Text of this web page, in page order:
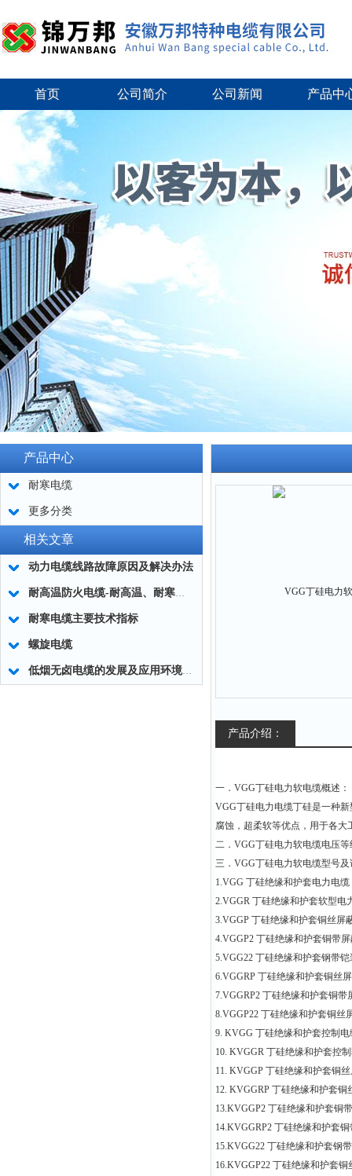
首页 公司简介 公司新闻 产品中
产品中心
耐寒电缆
更多分类
相关文章
动力电缆线路故障原因及解决办法
耐高温防火电缆-耐高温、耐寒电缆性能指标和技术规范
耐寒电缆主要技术指标
螺旋电缆
低烟无卤电缆的发展及应用环境介绍
产品介绍：
一． VGG丁硅电力软电缆概述：
VGG丁硅电力电缆丁硅是一种
腐蚀，超柔软等优点，用于各
二． VGG丁硅电力软电缆电压等
三． VGG丁硅电力软电缆型号及
1.VGG 丁硅绝缘和护套电力电缆
2.VGGR 丁硅绝缘和护套软型电
3.VGGP 丁硅绝缘和护套铜丝屏
4.VGGP2 丁硅绝缘和护套铜带
5.VGG22 丁硅绝缘和护套钢带
6.VGGRP 丁硅绝缘和护套铜丝
7.VGGRP2 丁硅绝缘和护套铜带
8.VGGP22 丁硅绝缘和护套铜丝
9. KVGG 丁硅绝缘和护套控制电
10. KVGGR 丁硅绝缘和护套控
11. KVGGP 丁硅绝缘和护套铜
12. KVGGRP 丁硅绝缘和护套铜
13.KVGGP2 丁硅绝缘和护套铜
14.KVGGRP2 丁硅绝缘和护套
15.KVGG22 丁硅绝缘和护套钢
16.KVGGP22 丁硅绝缘和护套铜